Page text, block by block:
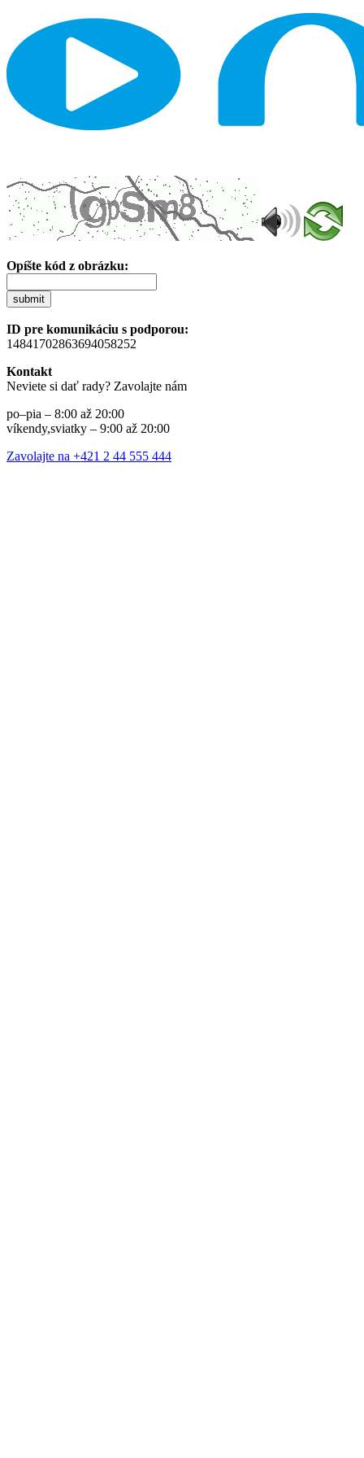
Opíšte kód z obrázku:
submit
ID pre komunikáciu s podporou:
14841702863694058252
Kontakt
Neviete si dať rady? Zavolajte nám
po–pia – 8:00 až 20:00
víkendy,sviatky – 9:00 až 20:00
Zavolajte na +421 2 44 555 444